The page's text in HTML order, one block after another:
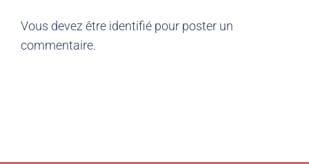
Vous devez être identifié pour poster un
commentaire.